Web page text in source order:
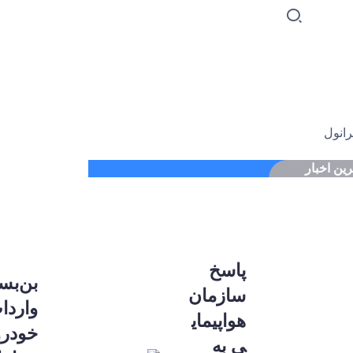
اخبار
پاسخ
سازمان
هواپیمای
ی به